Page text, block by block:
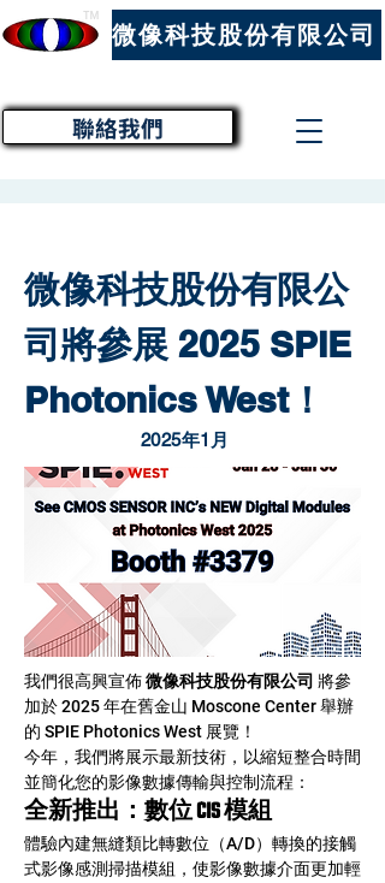
聯絡我們
微像科技股份有限公司
™
微像科技股份有限公
司將參展 2025 SPIE
Photonics West！
2025年1月
我們很高興宣佈 微像科技股份有限公司 將參
加於 2025 年在舊金山 Moscone Center 舉辦
的 SPIE Photonics West 展覽！
今年，我們將展示最新技術，以縮短整合時間
並簡化您的影像數據傳輸與控制流程：
全新推出：數位 CIS 模組
體驗內建無縫類比轉數位（A/D）轉換的接觸
式影像感測掃描模組，使影像數據介面更加輕